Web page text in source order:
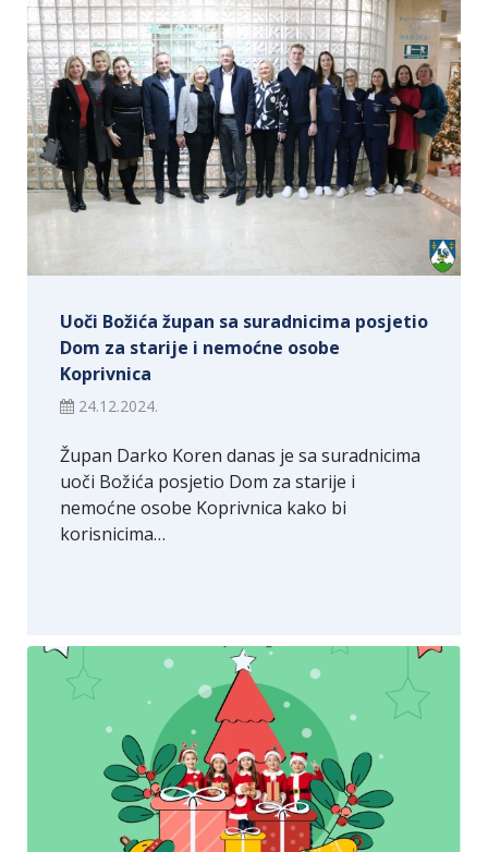
Uoči Božića župan sa suradnicima posjetio
Dom za starije i nemoćne osobe
Koprivnica
24.12.2024.
Župan Darko Koren danas je sa suradnicima
uoči Božića posjetio Dom za starije i
nemoćne osobe Koprivnica kako bi
korisnicima…